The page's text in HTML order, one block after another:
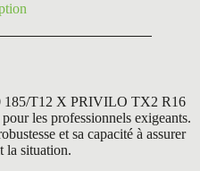
185/T12 X PRIVILO TX2 R16
les professionnels exigeants.
et sa capacité à assurer
la situation.